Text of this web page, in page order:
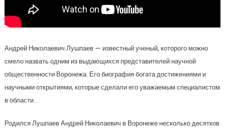
Андрей Николаевич Лушпаев — известный ученый, которого можно
смело назвать одним из выдающихся представителей научной
общественности Воронежа. Его биография богата достижениями и
научными открытиями, которые сделали его уважаемым специалистом
в области…
Родился Лушпаев Андрей Николаевич в Воронеже несколько десятков